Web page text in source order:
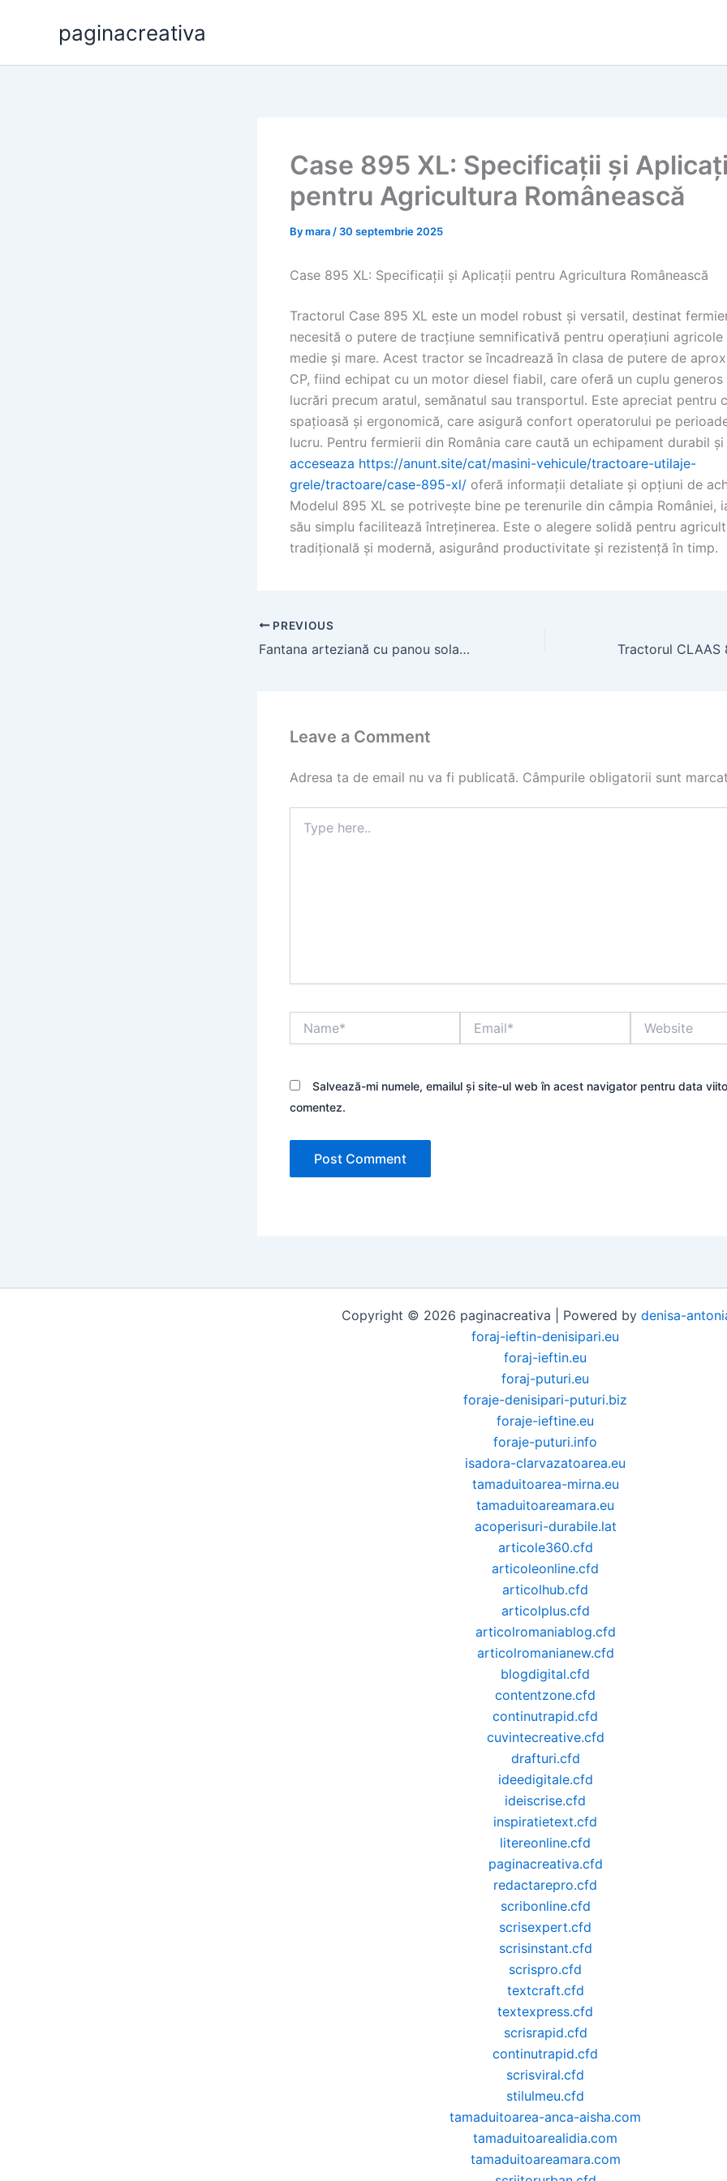
paginacreativa
Case 895 XL: Specificații și
pentru Agricultura Românească
Bymara / 30 septembrie 2025
Case 895 XL: Specificații și Aplicații pentru Agricultura Românească
Tractorul Case 895 XL este un model robust și versatil, destinat
necesită o putere de tracțiune semnificativă pentru operațiuni agricole
medie și mare. Acest tractor se încadrează în clasa de putere de
CP, fiind echipat cu un motor diesel fiabil, care oferă un cuplu generos
lucrări precum aratul, semănatul sau transportul. Este apreciat pentru
spațioasă și ergonomică, care asigură confort operatorului pe
lucru. Pentru fermierii din România care caută un echipament durabil
acceseaza https://anunt.site/cat/masini-vehicule/tractoare-utilaje-
grele/tractoare/case-895-xl/ oferă informații detaliate și opțiuni de
Modelul 895 XL se potrivește bine pe terenurile din câmpia României,
său simplu facilitează întreținerea. Este o alegere solidă pentru
tradițională și modernă, asigurând productivitate și rezistență în timp.
PREVIOUS
Fantana arteziană cu panou solar pentru foraje și puțuri
Leave a Comment
Adresa ta de email nu va fi publicată. Câmpurile obligatorii sunt
here..
Salvează-mi numele, emailul și site-ul web în acest navigator pentru data
comentez.
Copyright © 2026 paginacreativa | Powered by denisa-
foraj-ieftin-denisipari.eu
foraj-ieftin.eu
foraj-puturi.eu
foraje-denisipari-puturi.biz
foraje-ieftine.eu
foraje-puturi.info
isadora-clarvazatoarea.eu
tamaduitoarea-mirna.eu
tamaduitoareamara.eu
acoperisuri-durabile.lat
articole360.cfd
articoleonline.cfd
articolhub.cfd
articolplus.cfd
articolromaniablog.cfd
articolromanianew.cfd
blogdigital.cfd
contentzone.cfd
continutrapid.cfd
cuvintecreative.cfd
drafturi.cfd
ideedigitale.cfd
ideiscrise.cfd
inspiratietext.cfd
litereonline.cfd
paginacreativa.cfd
redactarepro.cfd
scribonline.cfd
scrisexpert.cfd
scrisinstant.cfd
scrispro.cfd
textcraft.cfd
textexpress.cfd
scrisrapid.cfd
continutrapid.cfd
scrisviral.cfd
stilulmeu.cfd
tamaduitoarea-anca-aisha.com
tamaduitoarealidia.com
tamaduitoareamara.com